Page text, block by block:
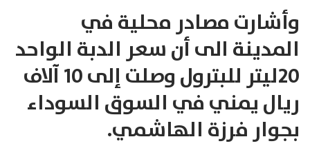
وأشارت مصادر محلية في
المدينة الى أن سعر الدبة الواحد
20ليتر للبترول وصلت إلى 10 آلاف
ريال يمني في السوق السوداء
بجوار فرزة الهاشمي.